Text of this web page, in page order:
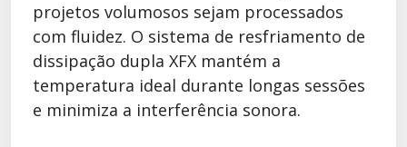
projetos volumosos sejam processados
com fluidez. O sistema de resfriamento de
dissipação dupla XFX mantém a
temperatura ideal durante longas sessões
e minimiza a interferência sonora.